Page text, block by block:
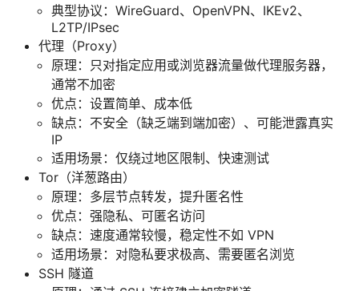
典型协议：WireGuard、OpenVPN、IKEv2、
L2TP/IPsec
代理（Proxy）
原理：只对指定应用或浏览器流量做代理服务器，
通常不加密
优点：设置简单、成本低
缺点：不安全（缺乏端到端加密）、可能泄露真实
IP
适用场景：仅绕过地区限制、快速测试
Tor（洋葱路由）
原理：多层节点转发，提升匿名性
优点：强隐私、可匿名访问
缺点：速度通常较慢，稳定性不如 VPN
适用场景：对隐私要求极高、需要匿名浏览
SSH 隧道